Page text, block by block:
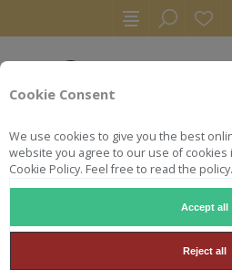
Cookie Consent
We use cookies to give you the best
website you agree to our use of cookies
Cookie Policy. Feel free to read the policy.
Accept all
Reject all
BIENVENUE